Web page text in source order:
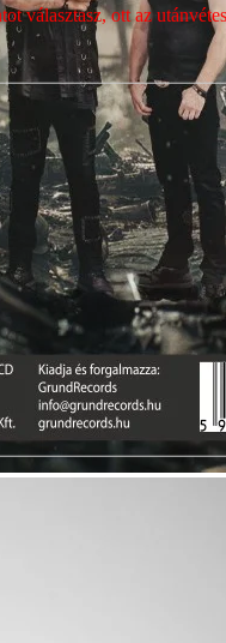
ott az